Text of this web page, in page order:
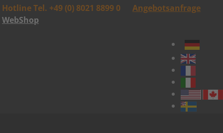
Hotline Tel. +49 (0) 8021 8899 0
Angebotsanfrage
WebShop